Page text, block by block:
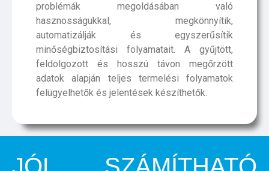
problémák megoldásában való
hasznosságukkal, megkönnyítik,
automatizálják és egyszerűsítik
minőségbiztosítási folyamatait. A gyűjtött,
feldolgozott és hosszú távon megőrzött
adatok alapján teljes termelési folyamatok
felügyelhetők és jelentések készíthetők.